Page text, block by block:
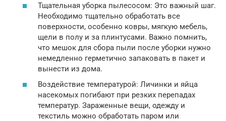
Тщательная уборка пылесосом: Это важный шаг.
Необходимо тщательно обработать все
поверхности, особенно ковры, мягкую мебель,
щели в полу и за плинтусами. Важно помнить,
что мешок для сбора пыли после уборки нужно
немедленно герметично запаковать в пакет и
вынести из дома.
Воздействие температурой: Личинки и яйца
насекомых погибают при резких перепадах
температур. Зараженные вещи, одежду и
текстиль можно обработать паром или